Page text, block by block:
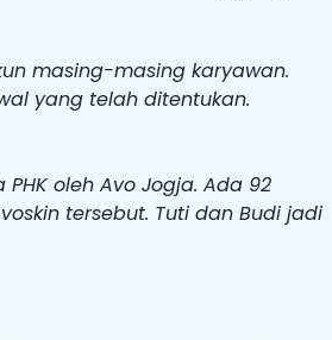
masing-masing karyawan.
yang telah ditentukan.
oleh Avo Jogja. Ada 92
tersebut. Tuti dan Budi jadi